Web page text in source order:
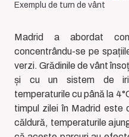
Exemplu de turn de vânt
Madrid a abordat
concentrându-se pe
verzi. Grădinile de vânt
și cu un sistem de
temperaturile cu până la
timpul zilei în Madrid este
căldură, temperaturile